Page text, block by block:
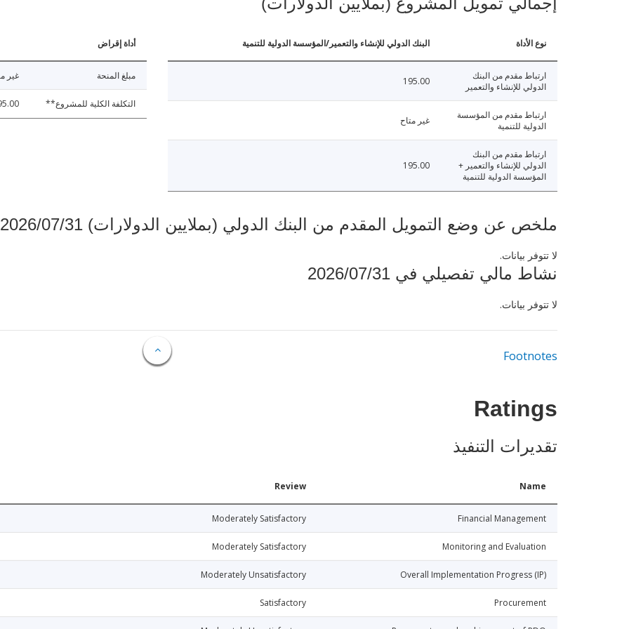
نوع الأداة البنك الدولي للإنشاء والتعمير/المؤسسة الدولية للتنمية
ارتباط مقدم من البنك
الدولي للإنشاء والتعمير
195.00
ارتباط مقدم من المؤسسة
الدولية للتنمية
غير متاح
ارتباط مقدم من البنك
الدولي للإنشاء والتعمير +
المؤسسة الدولية للتنمية
195.00
أداة إقراض
مبلغ المنحة غير
التكلفة الكلية للمشروع**
ملخص عن وضع التمويل المقدم من البنك الدولي (بملايين الدولارات) 2026/07/31
لا تتوفر بيانات.
نشاط مالي تفصيلي في 2026/07/31
لا تتوفر بيانات.
Footnotes
Ratings
تقديرات التنفيذ
Name
Review
Financial Management
Moderately Satisfactory
Monitoring and Evaluation
Moderately Satisfactory
Overall Implementation Progress (IP)
Moderately Unsatisfactory
Procurement
Satisfactory